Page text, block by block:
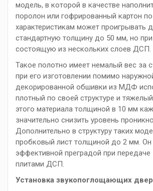
модель, в которой в качестве
поролон или гофрированный картон
характеристикам может проигрывать
стандартную толщину до 50 мм, но
состоящую из нескольких слоев ДСП.
Такое полотно имеет немалый вес за
при его изготовлении помимо
декорированной обшивки из МДФ
плотный по своей структуре и
этого материала толщиной в 10 мм
значительно снизить уровень
Дополнительно в структуру таких
пробковый лист толщиной до 2 мм. Он
эффективной преградой при
плитами ДСП.
Установка звукопоглощающих